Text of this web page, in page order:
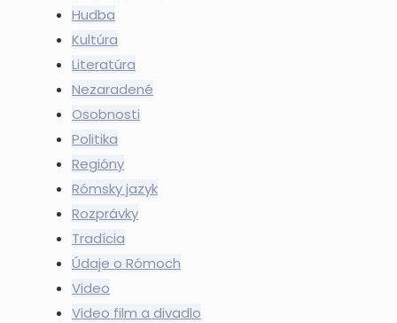
Hudba
Kultúra
Literatúra
Nezaradené
Osobnosti
Politika
Regióny
Rómsky jazyk
Rozprávky
Tradícia
Údaje o Rómoch
Video
Video film a divadlo